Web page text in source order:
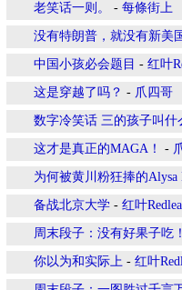
老笑话一则。 - 每條街上
没有特朗普，就没有新美
中国小孩必会题目 - 红叶
这是穿越了吗？ - 爪四哥
数字冷笑话 三的孩子叫什
这才是真正的MAGA！ -
为何被黄川粉狂捧的
备战北京大学 - 红叶
周末段子：没有好果子吃！
你以为和实际上 - 红叶